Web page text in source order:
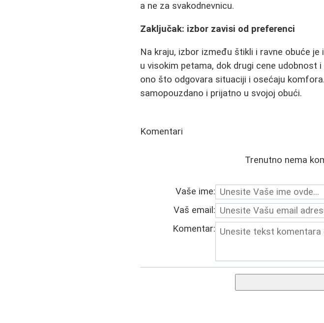
a ne za svakodnevnicu.
Zaključak: izbor zavisi od preferenci
Na kraju, izbor između štikli i ravne obuće
u visokim petama, dok drugi cene udobnost
ono što odgovara situaciji i osećaju
samopouzdano i prijatno u svojoj obući.
Komentari
Trenutno nema
Vaše ime:
Vaš email:
Komentar: